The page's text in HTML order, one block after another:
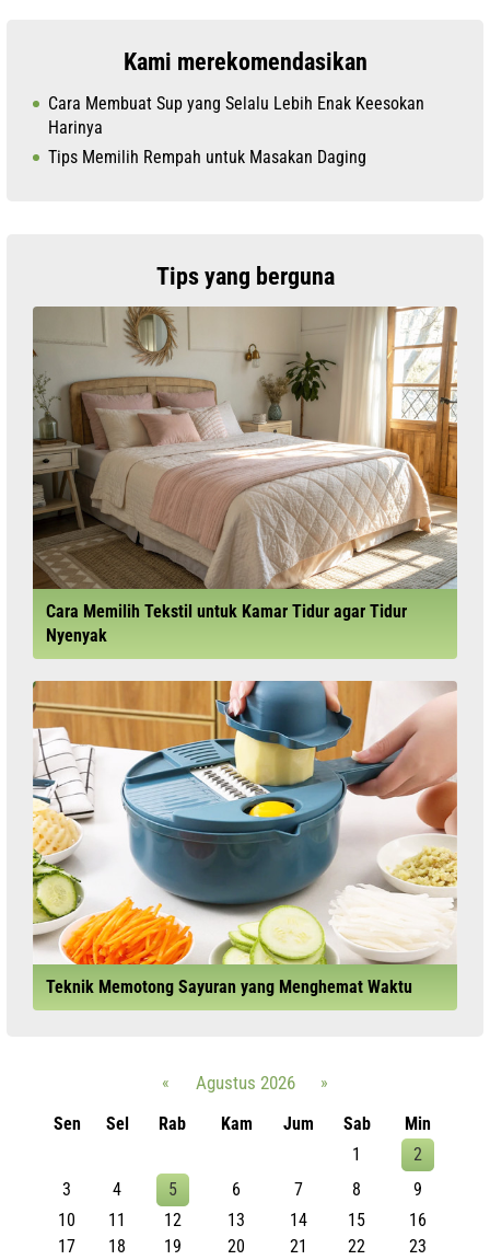
Kami merekomendasikan
Cara Membuat Sup yang Selalu Lebih Enak Keesokan
Harinya
Tips Memilih Rempah untuk Masakan Daging
Tips yang berguna
Cara Memilih Tekstil untuk Kamar Tidur agar Tidur
Nyenyak
Teknik Memotong Sayuran yang Menghemat Waktu
« Agustus 2026
»
Sen
Sel Rab Kam Jum Sab
Min
1
2
3
4 5 6 7 8
9
10
11 12 13 14 15
16
17
18 19 20 21 22
23